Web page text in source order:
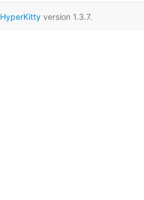
HyperKittyversion 1.3.7.